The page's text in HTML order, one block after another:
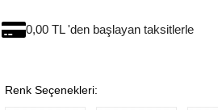
0,00 TL 'den başlayan taksitlerle
Renk Seçenekleri: